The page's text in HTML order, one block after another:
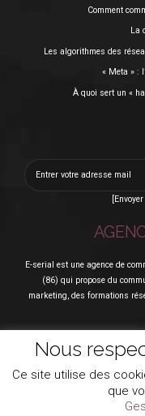
Comment
La
Les algorithmes des
« Meta » :
À quoi sert un «
E-serial est une agence de
(86) qui propose du
marketing, des formations
©
Politique de
Nous
Ce site utilise des
que